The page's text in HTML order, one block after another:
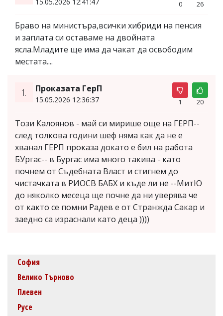
15.05.2026 12:41:47 0 26
Браво на министъра,всички хибриди на пенсия
и заплата си оставаме на двойната
ясла.Младите ще има да чакат да освободим
местата....
1. Проказата ГерП
15.05.2026 12:36:37 1 20
Този Калоянов - май си мирише още на ГЕРП--
след толкова години шеф няма как да не е
хванал ГЕРП проказа докато е бил на работа
БУргас-- в Бургас има много такива - като
почнем от Съдебната Власт и стигнем до
чистачката в РИОСВ БАБХ и къде ли не --МитЮ
до няколко месеца ще почне да ни уверява че
от както се помни Радев е от Странжда Сакар и
заедно са израснали като деца ))))
София
Велико Търново
Плевен
Русе